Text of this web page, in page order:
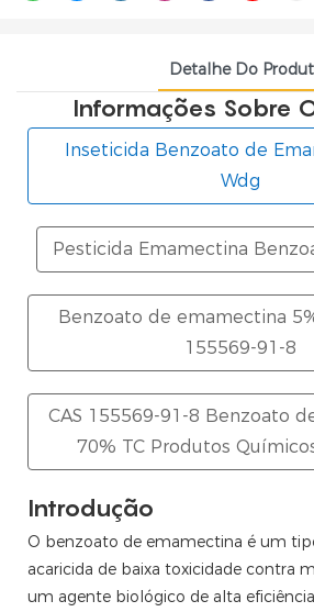
Detalhe Do
Informações Sobre
Inseticida Benzoato de
Wdg
Pesticida Emamectina
Benzoato de emamectina
155569-91-8
CAS 155569-91-8 Benzoato
70% TC Produtos
Introdução
O benzoato de emamectina é um
acaricida de baixa toxicidade contra
um agente biológico de alta
Possui características de alta
e acaricida
pragas de insetos. Espécies de
e um dos produtos químicos
gama inseticida, podendo ser
das pragas.
e penetra na epiderme,
inseticidas aparece em mais de 10